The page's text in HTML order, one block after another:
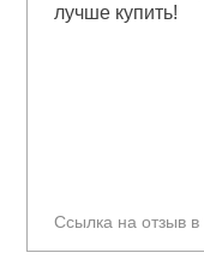
Ссылка на отзыв в
лучше купить!